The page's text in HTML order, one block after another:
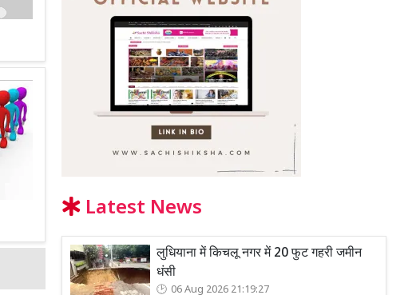
Latest News
लुधियाना में किचलू नगर में 20 फुट गहरी जमीन
धंसी
06 Aug 2026 21:19:27